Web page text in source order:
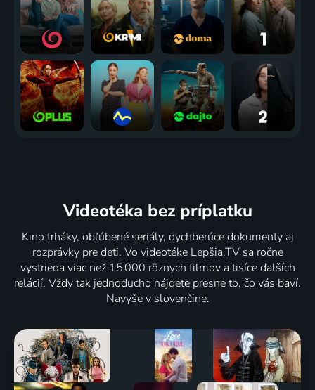
Videotéka bez príplatku
Kino trháky, obľúbené seriály, dychberúce dokumenty aj
rozprávky pre deti. Vo videotéke Lepšia.TV sa ročne
vystrieda viac než 15 000 rôznych filmov a tisíce ďalších
relácií. Vždy tak jednoducho nájdete presne to, čo vás baví.
Navyše v slovenčine.